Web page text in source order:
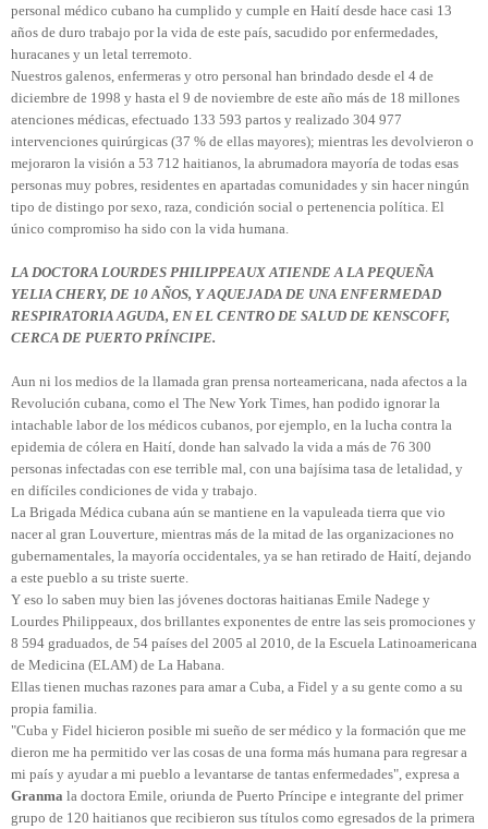
personal médico cubano ha cumplido y cumple en Haití desde hace casi 13
años de duro trabajo por la vida de este país, sacudido por enfermedades,
huracanes y un letal terremoto.
Nuestros galenos, enfermeras y otro personal han brindado desde el 4 de
diciembre de 1998 y hasta el 9 de noviembre de este año más de 18 millones
atenciones médicas, efectuado 133 593 partos y realizado 304 977
intervenciones quirúrgicas (37 % de ellas mayores); mientras les devolvieron o
mejoraron la visión a 53 712 haitianos, la abrumadora mayoría de todas esas
personas muy pobres, residentes en apartadas comunidades y sin hacer ningún
tipo de distingo por sexo, raza, condición social o pertenencia política. El
único compromiso ha sido con la vida humana.
LA DOCTORA LOURDES PHILIPPEAUX ATIENDE A LA PEQUEÑA
YELIA CHERY, DE 10 AÑOS, Y AQUEJADA DE UNA ENFERMEDAD
RESPIRATORIA AGUDA, EN EL CENTRO DE SALUD DE KENSCOFF,
CERCA DE PUERTO PRÍNCIPE.
Aun ni los medios de la llamada gran prensa norteamericana, nada afectos a la
Revolución cubana, como el The New York Times, han podido ignorar la
intachable labor de los médicos cubanos, por ejemplo, en la lucha contra la
epidemia de cólera en Haití, donde han salvado la vida a más de 76 300
personas infectadas con ese terrible mal, con una bajísima tasa de letalidad, y
en difíciles condiciones de vida y trabajo.
La Brigada Médica cubana aún se mantiene en la vapuleada tierra que vio
nacer al gran Louverture, mientras más de la mitad de las organizaciones no
gubernamentales, la mayoría occidentales, ya se han retirado de Haití, dejando
a este pueblo a su triste suerte.
Y eso lo saben muy bien las jóvenes doctoras haitianas Emile Nadege y
Lourdes Philippeaux, dos brillantes exponentes de entre las seis promociones y
8 594 graduados, de 54 países del 2005 al 2010, de la Escuela Latinoamericana
de Medicina (ELAM) de La Habana.
Ellas tienen muchas razones para amar a Cuba, a Fidel y a su gente como a su
propia familia.
"Cuba y Fidel hicieron posible mi sueño de ser médico y la formación que me
dieron me ha permitido ver las cosas de una forma más humana para regresar a
mi país y ayudar a mi pueblo a levantarse de tantas enfermedades", expresa a
Granma la doctora Emile, oriunda de Puerto Príncipe e integrante del primer
grupo de 120 haitianos que recibieron sus títulos como egresados de la primera